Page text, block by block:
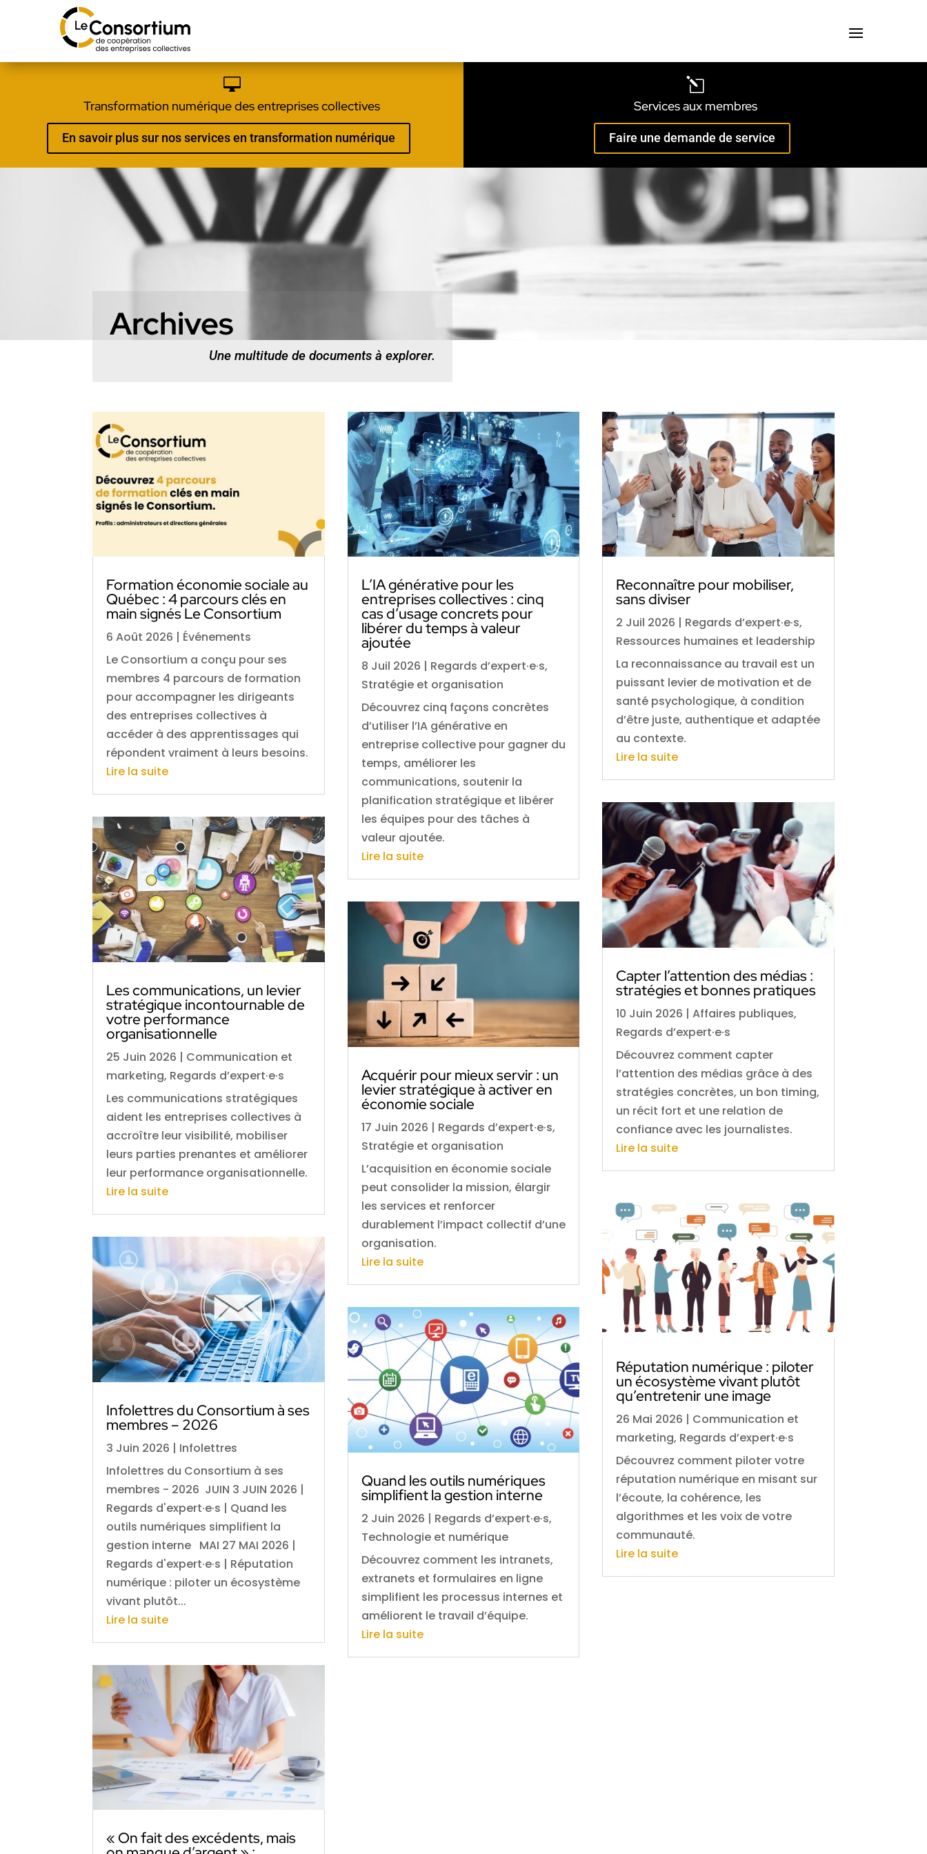

Transformation numérique des entreprises collectives
En savoir plus sur nos services en transformation numérique
l
Services aux membres
Faire une demande de service
Archives
Une multitude de documents à explorer.
Formation économie sociale au
Québec : 4 parcours clés en
main signés Le Consortium
6 Août 2026 | Événements
Le Consortium a conçu pour ses
membres 4 parcours de formation
pour accompagner les dirigeants
des entreprises collectives à
accéder à des apprentissages qui
répondent vraiment à leurs besoins.
Lire la suite
Les communications, un levier
stratégique incontournable de
votre performance
organisationnelle
25 Juin 2026 | Communication et
marketing, Regards d’expert·e·s
Les communications stratégiques
aident les entreprises collectives à
accroître leur visibilité, mobiliser
leurs parties prenantes et améliorer
leur performance organisationnelle.
Lire la suite
Infolettres du Consortium à ses
membres – 2026
3 Juin 2026 | Infolettres
Infolettres du Consortium à ses
membres - 2026 JUIN 3 JUIN 2026 |
Regards d'expert·e·s | Quand les
outils numériques simplifient la
gestion interne MAI 27 MAI 2026 |
Regards d'expert·e·s | Réputation
numérique : piloter un écosystème
vivant plutôt...
Lire la suite
« On fait des excédents, mais
L’IA générative pour les
entreprises collectives : cinq
cas d’usage concrets pour
libérer du temps à valeur
ajoutée
8 Juil 2026 | Regards d’expert·e·s,
Stratégie et organisation
Découvrez cinq façons concrètes
d’utiliser l’IA générative en
entreprise collective pour gagner du
temps, améliorer les
communications, soutenir la
planification stratégique et libérer
les équipes pour des tâches à
valeur ajoutée.
Lire la suite
Acquérir pour mieux servir : un
levier stratégique à activer en
économie sociale
17 Juin 2026 | Regards d’expert·e·s,
Stratégie et organisation
L’acquisition en économie sociale
peut consolider la mission, élargir
les services et renforcer
durablement l’impact collectif d’une
organisation.
Lire la suite
Quand les outils numériques
simplifient la gestion interne
2 Juin 2026 | Regards d’expert·e·s,
Technologie et numérique
Découvrez comment les intranets,
extranets et formulaires en ligne
simplifient les processus internes et
améliorent le travail d’équipe.
Lire la suite
Reconnaître pour mobiliser,
sans diviser
2 Juil 2026 | Regards d’expert·e·s,
Ressources humaines et leadership
La reconnaissance au travail est un
puissant levier de motivation et de
santé psychologique, à condition
d’être juste, authentique et adaptée
au contexte.
Lire la suite
Capter l’attention des médias :
stratégies et bonnes pratiques
10 Juin 2026 | Affaires publiques,
Regards d’expert·e·s
Découvrez comment capter
l’attention des médias grâce à des
stratégies concrètes, un bon timing,
un récit fort et une relation de
confiance avec les journalistes.
Lire la suite
Réputation numérique : piloter
un écosystème vivant plutôt
qu’entretenir une image
26 Mai 2026 | Communication et
marketing, Regards d’expert·e·s
Découvrez comment piloter votre
réputation numérique en misant sur
l’écoute, la cohérence, les
algorithmes et les voix de votre
communauté.
Lire la suite